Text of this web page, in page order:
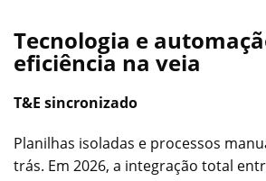
Tecnologia e
eficiência na veia
T&E sincronizado
Planilhas isoladas e processos
trás. Em 2026, a integração total